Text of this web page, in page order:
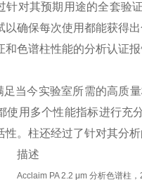
针对其预期用途的全套验
确保每次使用都能获得出
和色谱柱性能的分析认证
足当今实验室所需的高质
使用多个性能指标进行充
性。柱还经过了针对其分
描述
Acclaim PA 2.2 μm 分析色谱柱